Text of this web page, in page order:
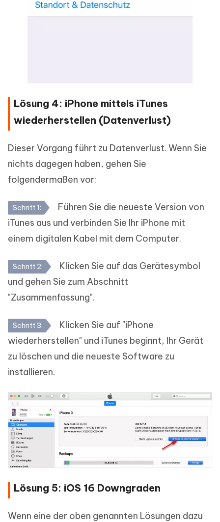
Lösung 4: iPhone mittels iTunes
wiederherstellen (Datenverlust)
Dieser Vorgang führt zu Datenverlust. Wenn Sie
nichts dagegen haben, gehen Sie
folgendermaßen vor:
Schritt 1:
Führen Sie die neueste Version von
iTunes aus und verbinden Sie Ihr iPhone mit
einem digitalen Kabel mit dem Computer.
Schritt 2:
Klicken Sie auf das Gerätesymbol
und gehen Sie zum Abschnitt
"Zusammenfassung".
Schritt 3:
Klicken Sie auf "iPhone
wiederherstellen" und iTunes beginnt, Ihr Gerät
zu löschen und die neueste Software zu
installieren.
Lösung 5: iOS 16 Downgraden
Wenn eine der oben genannten Lösungen dazu